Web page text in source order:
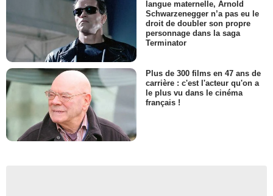
langue maternelle, Arnold
Schwarzenegger n’a pas eu le
droit de doubler son propre
personnage dans la saga
Terminator
Plus de 300 films en 47 ans de
carrière : c'est l'acteur qu'on a
le plus vu dans le cinéma
français !